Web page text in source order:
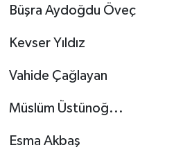
Büşra Aydoğdu Öveç
Kevser Yıldız
Vahide Çağlayan
Müslüm Üstünoğ...
Esma Akbaş